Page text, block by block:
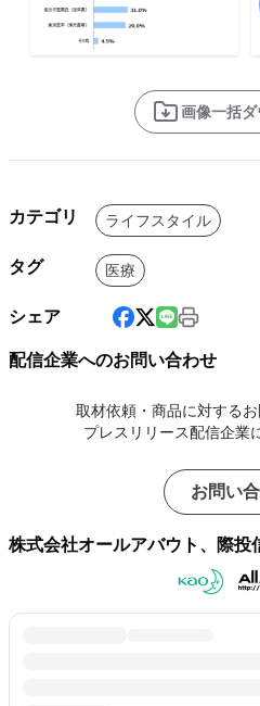
画像一括
カテゴリ ライフスタイル
タグ 医療
シェア
配信企業へのお問い合わせ
取材依頼・商品に対するお
プレスリリース配信企業
お問い
株式会社オールアバウト、際投